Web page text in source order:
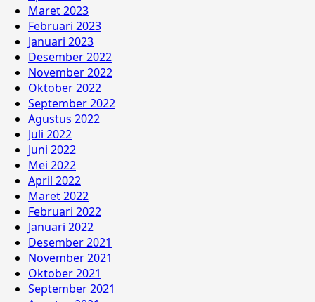
Maret 2023
Februari 2023
Januari 2023
Desember 2022
November 2022
Oktober 2022
September 2022
Agustus 2022
Juli 2022
Juni 2022
Mei 2022
April 2022
Maret 2022
Februari 2022
Januari 2022
Desember 2021
November 2021
Oktober 2021
September 2021